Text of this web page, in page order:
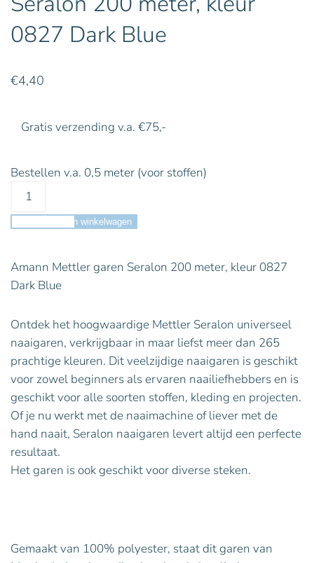
0827 Dark Blue
€4,40
Gratis verzending v.a. €75,-
Bestellen v.a. 0,5 meter (voor stoffen)
Toevoegen aan winkelwagen
Amann Mettler garen Seralon 200 meter, kleur 0827
Dark Blue
Ontdek het hoogwaardige Mettler Seralon universeel
naaigaren, verkrijgbaar in maar liefst meer dan 265
prachtige kleuren. Dit veelzijdige naaigaren is geschikt
voor zowel beginners als ervaren naailiefhebbers en is
geschikt voor alle soorten stoffen, kleding en projecten.
Of je nu werkt met de naaimachine of liever met de
hand naait, Seralon naaigaren levert altijd een perfecte
resultaat.
Het garen is ook geschikt voor diverse steken.
Gemaakt van 100% polyester, staat dit garen van